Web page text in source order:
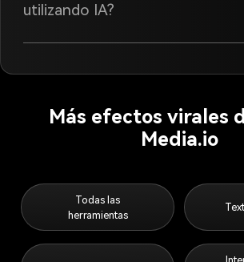
utilizando IA?
Más efectos virales
Media.io
Todas las
herramientas